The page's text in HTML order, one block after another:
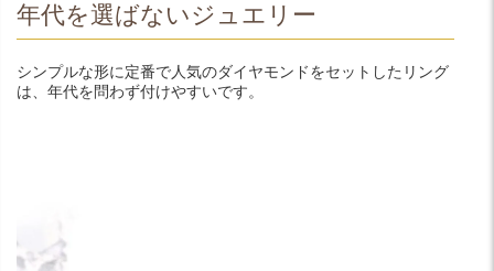
年代を選ばないジュエリー
シンプルな形に定番で人気のダイヤモンドをセットしたリング
は、年代を問わず付けやすいです。